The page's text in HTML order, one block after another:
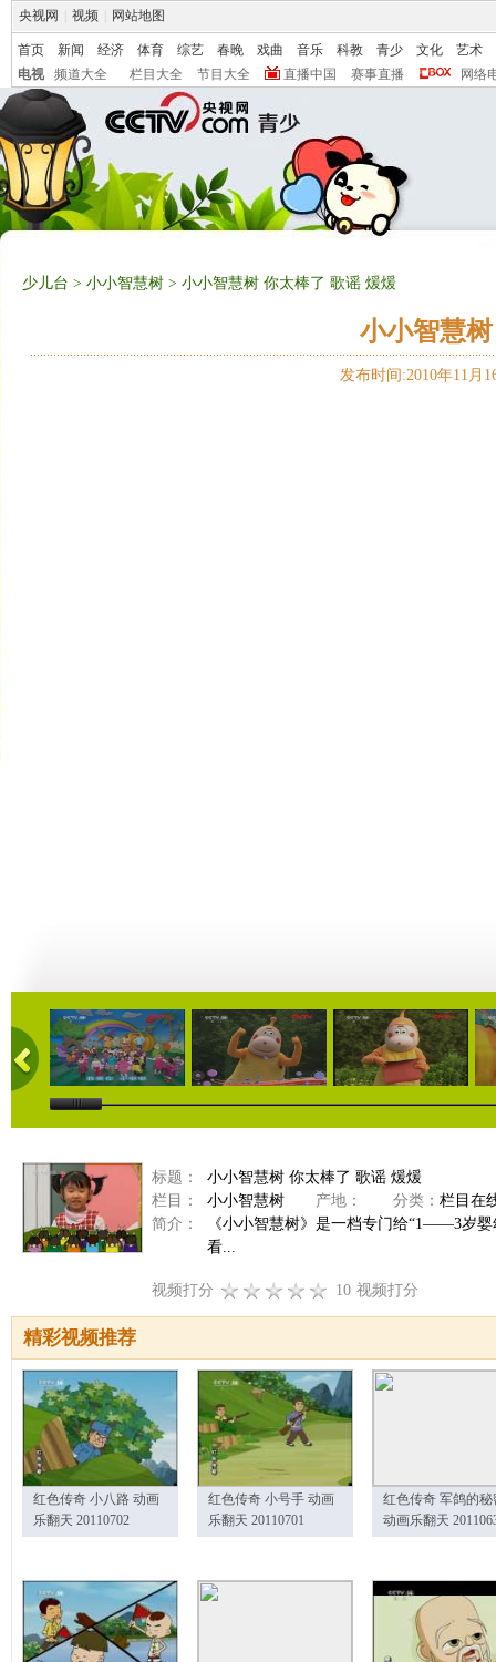
央视网 视频 网站地图
首页 新闻 经济 体育 综艺 春晚 戏曲 音乐 科教 青少 文化
艺术
电视
频道大全 栏目大全 节目大全 直播中国 赛事直播 网络
少儿台 > 小小智慧树 > 小小智慧树 你太棒了 歌谣 煖煖
小小智慧
发布时间:2010年11月
01:02 03:24 01:26
标题：
小小智慧树 你太棒了 歌谣 煖煖
栏目：
小小智慧树 产地： 分类： 栏目在
简介：
《小小智慧树》是一档专门给“1——3岁
看...
视频打分 10 视频打分
精彩视频推荐
红色传奇 小八路 动画
乐翻天 20110702
红色传奇 小号手 动画
乐翻天 20110701
红色传奇 军鸽的秘
动画乐翻天